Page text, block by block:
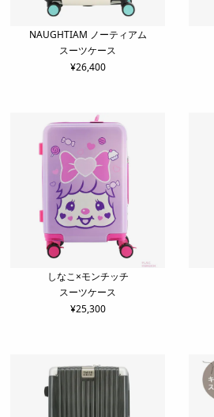
NAUGHTIAM ノーティアム
スーツケース
¥26,400
しなこ×モンチッチ
スーツケース
¥25,300